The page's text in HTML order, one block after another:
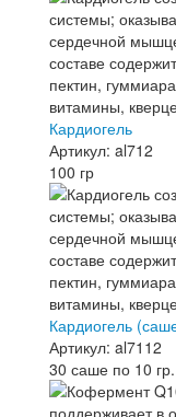
Кардиогель
Артикул: al712
100 гр
Кардиогель
Артикул: al7112
30 саше по 10 гр.